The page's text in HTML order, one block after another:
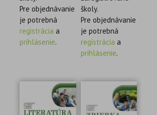
Pre objednávanie
je potrebná
registrácia a
prihlásenie.
školy.
Pre objednávanie
je potrebná
registrácia a
prihlásenie.